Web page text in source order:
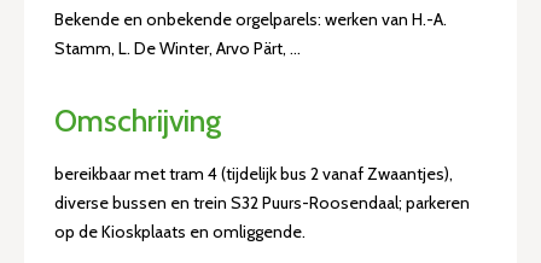
Bekende en onbekende orgelparels: werken van H.-A.
Stamm, L. De Winter, Arvo Pärt, ...
Omschrijving
bereikbaar met tram 4 (tijdelijk bus 2 vanaf Zwaantjes),
diverse bussen en trein S32 Puurs-Roosendaal; parkeren
op de Kioskplaats en omliggende.